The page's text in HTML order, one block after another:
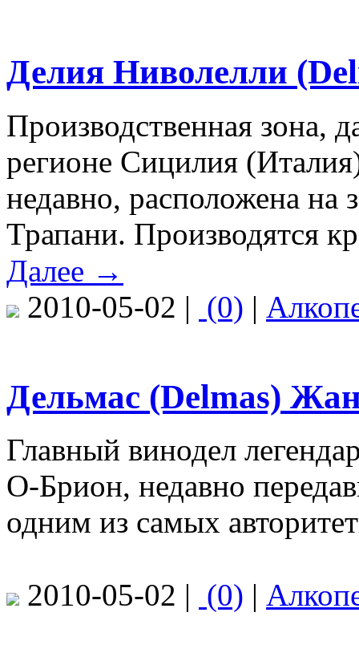
Делия Ниволелли
Производственная зона,
регионе Сицилия
недавно, расположена на
Трапани. Производятся
Далее →
2010-05-02 | (0) |
Дельмас (Delmas)
Главный винодел
О-Брион, недавно
одним из самых
2010-05-02 | (0) |